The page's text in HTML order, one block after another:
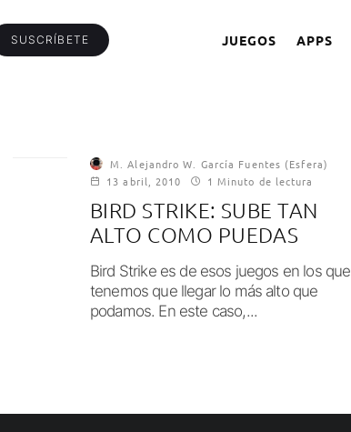
SUSCRÍBETE JUEGOS APPS
M. Alejandro W. García Fuentes (Esfera)
13 abril, 2010
1 Minuto de lectura
BIRD STRIKE: SUBE TAN
ALTO COMO PUEDAS
Bird Strike es de esos juegos en los que
tenemos que llegar lo más alto que
podamos. En este caso,...